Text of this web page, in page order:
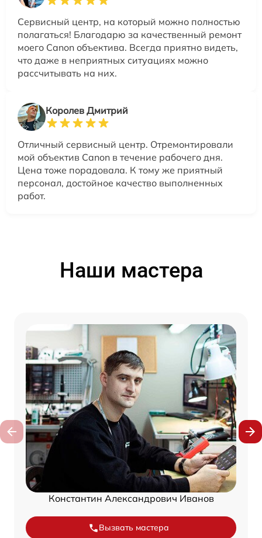
Сервисный центр, на который можно полностью
полагаться! Благодарю за качественный ремонт
моего Canon объектива. Всегда приятно видеть,
что даже в неприятных ситуациях можно
рассчитывать на них.
Королев Дмитрий
Отличный сервисный центр. Отремонтировали
мой объектив Canon в течение рабочего дня.
Цена тоже порадовала. К тому же приятный
персонал, достойное качество выполненных
работ.
Наши мастера
Константин Александрович Иванов
Вызвать мастера